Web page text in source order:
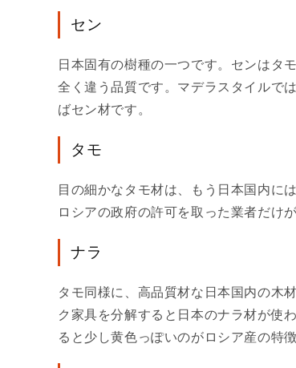
セン
日本固有の樹種の一つです。センはタ
全く違う品質です。マデラスタイルで
ばセン材です。
タモ
目の細かなタモ材は、もう日本国内に
ロシアの政府の許可を取った業者だけ
ナラ
タモ同様に、高品質材な日本国内の木
ク家具を分解すると日本のナラ材が使
ると少し黄色っぽいのがロシア産の特徴